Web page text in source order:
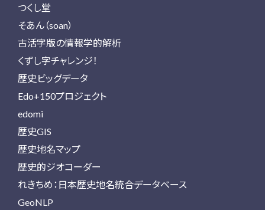
つくし堂
そあん（soan）
古活字版の情報学的解析
くずし字チャレンジ！
歴史ビッグデータ
Edo+150プロジェクト
edomi
歴史GIS
歴史地名マップ
歴史的ジオコーダー
れきちめ：日本歴史地名統合データベース
GeoNLP